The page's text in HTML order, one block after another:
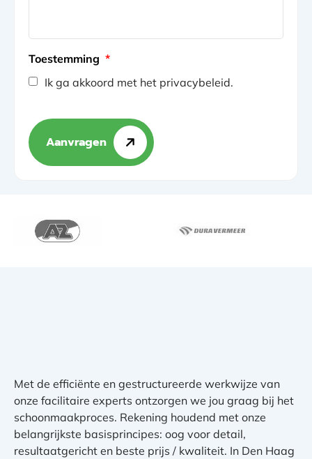
Toestemming *
Ik ga akkoord met het privacybeleid.
Aanvragen
Met de efficiënte en gestructureerde werkwijze van
onze facilitaire experts ontzorgen we jou graag bij het
schoonmaakproces. Rekening houdend met onze
belangrijkste basisprincipes: oog voor detail,
resultaatgericht en beste prijs / kwaliteit. In Den Haag